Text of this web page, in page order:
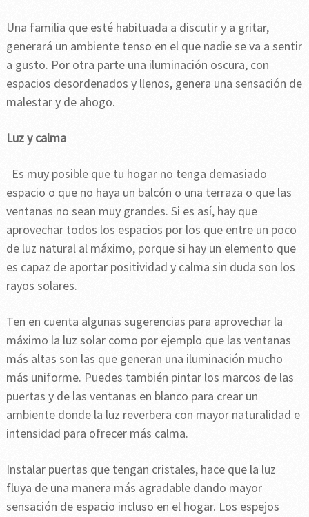
Una familia que esté habituada a discutir y a gritar,
generará un ambiente tenso en el que nadie se va a sentir
a gusto. Por otra parte una iluminación oscura, con
espacios desordenados y llenos, genera una sensación de
malestar y de ahogo.
Luz y calma
Es muy posible que tu hogar no tenga demasiado
espacio o que no haya un balcón o una terraza o que las
ventanas no sean muy grandes. Si es así, hay que
aprovechar todos los espacios por los que entre un poco
de luz natural al máximo, porque si hay un elemento que
es capaz de aportar positividad y calma sin duda son los
rayos solares.
Ten en cuenta algunas sugerencias para aprovechar la
máximo la luz solar como por ejemplo que las ventanas
más altas son las que generan una iluminación mucho
más uniforme. Puedes también pintar los marcos de las
puertas y de las ventanas en blanco para crear un
ambiente donde la luz reverbera con mayor naturalidad e
intensidad para ofrecer más calma.
Instalar puertas que tengan cristales, hace que la luz
fluya de una manera más agradable dando mayor
sensación de espacio incluso en el hogar. Los espejos